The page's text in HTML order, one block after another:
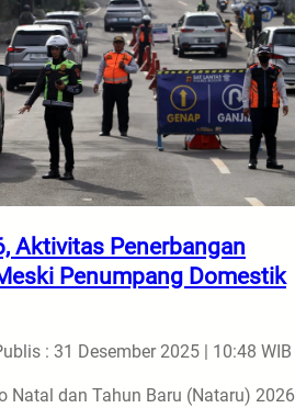
Aktivitas Penerbangan
Penumpang Domestik
: 31 Desember 2025 | 10:48 WIB
Natal dan Tahun Baru (Nataru) 2026